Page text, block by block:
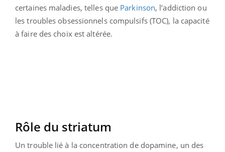
certaines maladies, telles que Parkinson, l’addiction ou
les troubles obsessionnels compulsifs (TOC), la capacité
à faire des choix est altérée.
Rôle du striatum
Un trouble lié à la concentration de dopamine, un des